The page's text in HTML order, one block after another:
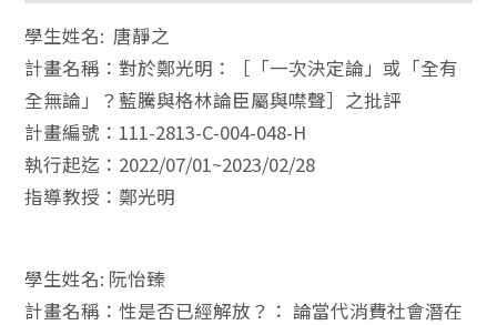
學生姓名: 唐靜之
計畫名稱：對於鄭光明：［「一次決定論」或「全有
全無論」？藍騰與格林論臣屬與噤聲］之批評
計畫編號：111-2813-C-004-048-H
執行起迄：2022/07/01~2023/02/28
指導教授：鄭光明
學生姓名: 阮怡臻
計畫名稱：性是否已經解放？： 論當代消費社會潛在